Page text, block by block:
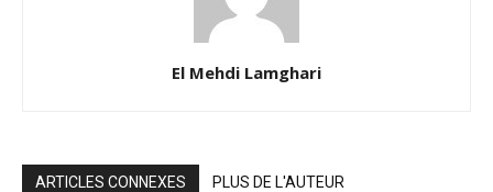
El Mehdi Lamghari
ARTICLES CONNEXES PLUS DE L'AUTEUR